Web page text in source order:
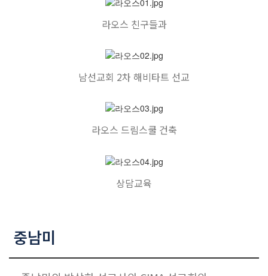
라오스 친구들과
남선교회 2차 해비타트 선교
라오스 드림스쿨 건축
상담교육
중남미